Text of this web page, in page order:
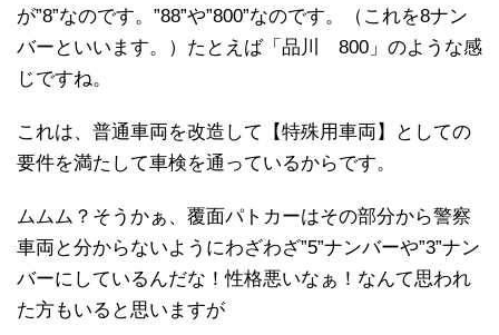
が”8”なのです。”88”や”800”なのです。（これを8ナン
バーといいます。）たとえば「品川 800」のような感
じですね。
これは、普通車両を改造して【特殊用車両】としての
要件を満たして車検を通っているからです。
ムムム？そうかぁ、覆面パトカーはその部分から警察
車両と分からないようにわざわざ”5”ナンバーや”3”ナン
バーにしているんだな！性格悪いなぁ！なんて思われ
た方もいると思いますが